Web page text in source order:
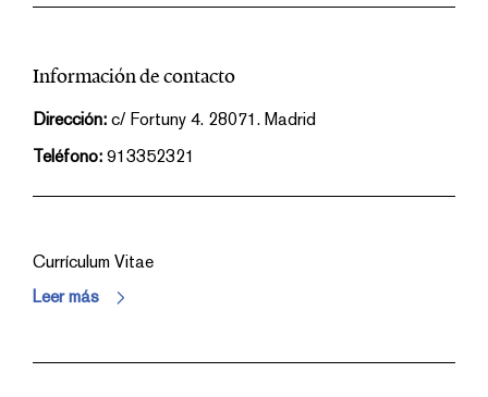
Información de contacto
Dirección: c/ Fortuny 4. 28071. Madrid
Teléfono: 913352321
Currículum Vitae
Leer más